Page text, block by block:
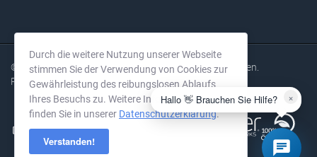
© 2004-2026 KernelHost GmbH. Alle Rechte vorbehalten.
Preise exkl. MwSt.
Durch die weitere Nutzung unserer Webseite
stimmen Sie der Verwendung von Cookies zur
Gewährleistung des reibungslosen Ablaufs
Ihres Besuchs zu. Weitere Informationen
finden Sie in unserer Datenschutzerklärung.
Verstanden!
×
Hallo 👋 Brauchen Sie Hilfe?